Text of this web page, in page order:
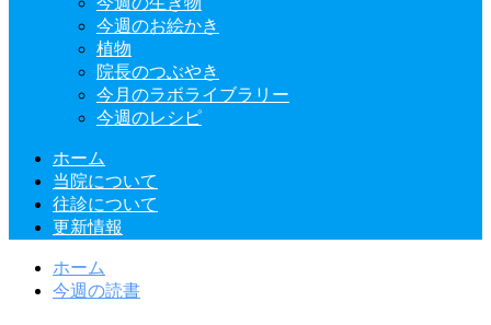
今週のお絵かき
植物
院長のつぶやき
今月のラボライブラリー
今週のレシピ
ホーム
当院について
往診について
更新情報
ホーム
今週の読書